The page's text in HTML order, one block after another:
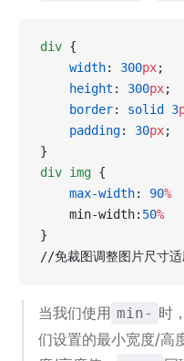
div {
    width
: 300px;
    height
: 300px;
    border
: solid 3
    padding
: 30px;
}
div img {
    max-width
: 90%
    min-width:
50%
}
//免裁图调整图片尺寸
当我们使用 min- 时
们设置的最小宽度/高